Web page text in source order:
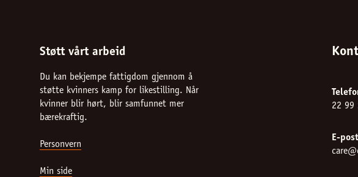
Støtt vårt arbeid
Du kan bekjempe fattigdom gjennom å
støtte kvinners kamp for likestilling. Når
kvinner blir hørt, blir samfunnet mer
bærekraftig.
Personvern
Min side
22 99
E-post